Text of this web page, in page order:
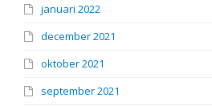
januari 2022
december 2021
oktober 2021
september 2021